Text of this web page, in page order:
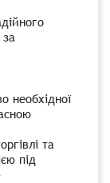
необхідної
та
під